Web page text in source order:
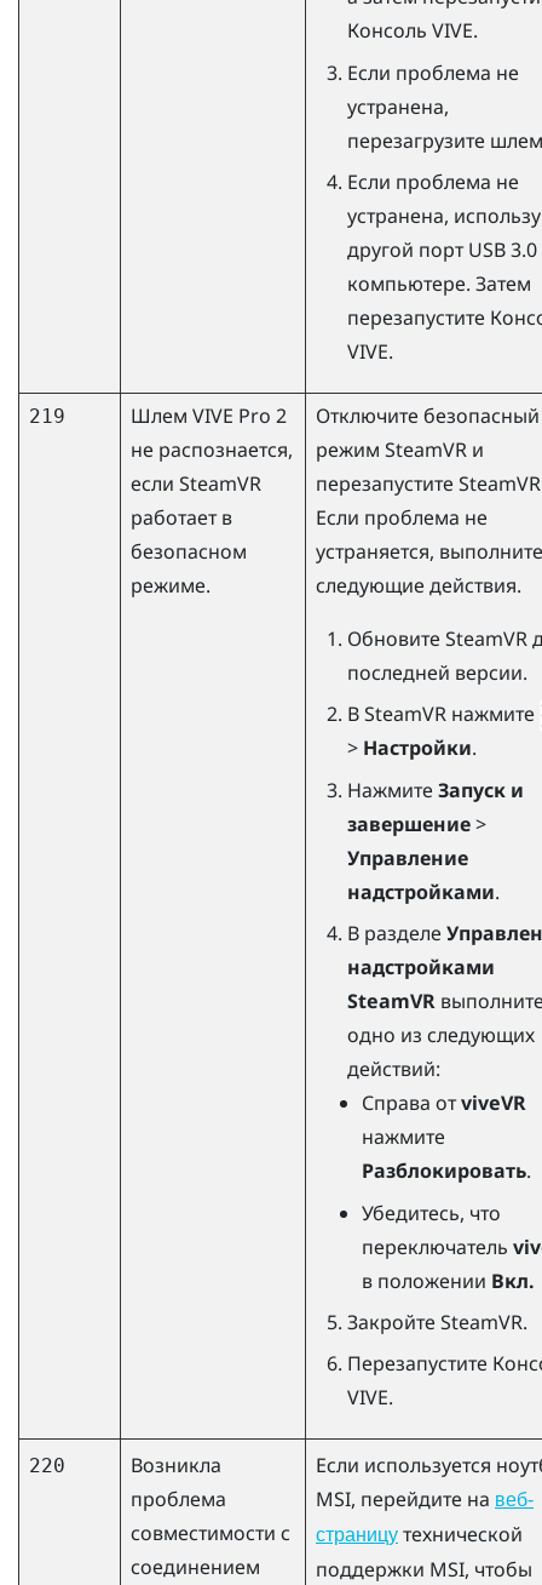
Консоль VIVE.
Если проблема не
устранена,
перезагрузите
Если проблема не
устранена,
другой порт USB
компьютере. Затем
перезапустите
VIVE.
219 Шлем VIVE Pro 2
не распознается,
если SteamVR
работает в
безопасном
режиме.
Отключите безопасный
режим SteamVR и
перезапустите SteamVR
Если проблема не
устраняется, выполните
следующие действия.
Обновите SteamVR
последней версии.
ВSteamVRнажмите
> Настройки.
Нажмите Запуск и
завершение>
Управление
надстройками.
В разделе
надстройками
SteamVR
одно из следующих
действий:
Справа отviveVR
нажмите
Разблокировать.
Убедитесь, что
переключатель
в положении Вкл.
Закройте SteamVR.
Перезапустите
VIVE.
220
Возникла
проблема
совместимости с
соединением
Если используется
MSI, перейдите на веб-
страницу технической
поддержки MSI, чтобы